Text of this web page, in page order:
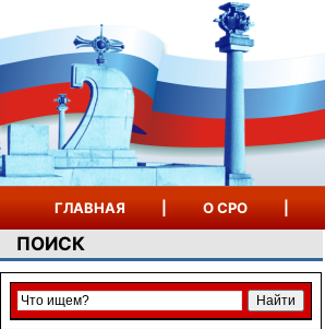
ГЛАВНАЯ О СРО
ПОИСК